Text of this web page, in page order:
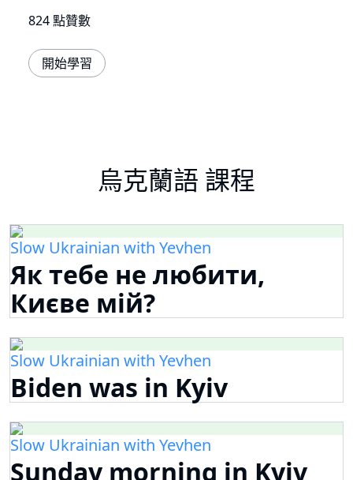
824 點贊數
開始學習
烏克蘭語 課程
Slow Ukrainian with Yevhen
Як тебе не любити,
Києве мій?
Slow Ukrainian with Yevhen
Biden was in Kyiv
Slow Ukrainian with Yevhen
Sunday morning in Kyiv